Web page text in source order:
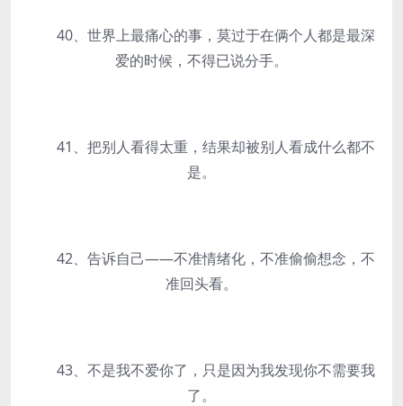
40、世界上最痛心的事，莫过于在俩个人都是最深
爱的时候，不得已说分手。
41、把别人看得太重，结果却被别人看成什么都不
是。
42、告诉自己——不准情绪化，不准偷偷想念，不
准回头看。
43、不是我不爱你了，只是因为我发现你不需要我
了。